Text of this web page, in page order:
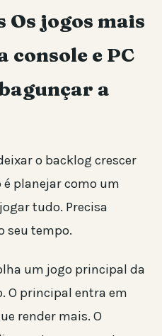
jogos mais
console e PC
a
o backlog crescer
planejar como um
tudo. Precisa
seu tempo.
um jogo principal da
O principal entra em
render mais. O